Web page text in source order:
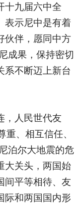
十九届六中全
表示尼中是有着
伙伴，愿同中方
成果，保持密切
系不断迈上新台
，人民世代友
、相互信任、
泊尔大地震的危
大关头，两国始
间平等相待、友
际和两国国内形